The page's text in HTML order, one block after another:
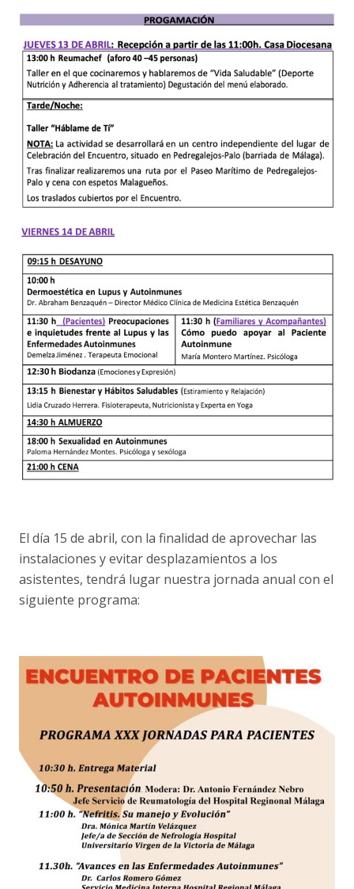
El día 15 de abril, con la finalidad de aprovechar las
instalaciones y evitar desplazamientos a los
asistentes, tendrá lugar nuestra jornada anual con el
siguiente programa: